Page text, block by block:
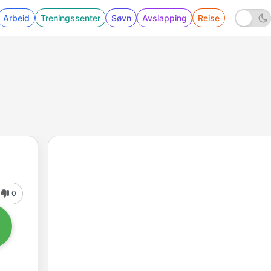
Arbeid Treningssenter Søvn Avslapping Reise
0